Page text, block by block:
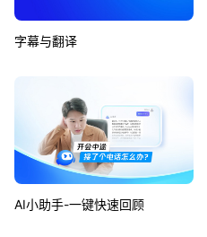
字幕与翻译
AI小助手-一键快速回顾